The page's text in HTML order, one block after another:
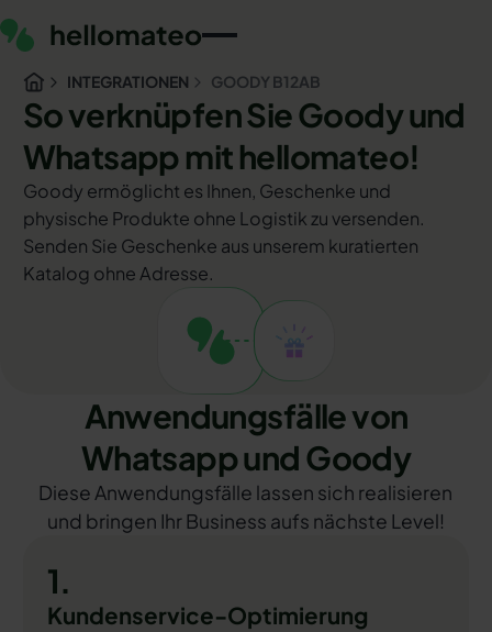
INTEGRATIONEN GOODY B12AB
So verknüpfen Sie Goody und
Whatsapp mit hellomateo!
Goody ermöglicht es Ihnen, Geschenke und
physische Produkte ohne Logistik zu versenden.
Senden Sie Geschenke aus unserem kuratierten
Katalog ohne Adresse.
Anwendungsfälle von
Whatsapp und Goody
Diese Anwendungsfälle lassen sich realisieren
und bringen Ihr Business aufs nächste Level!
1.
Kundenservice-Optimierung